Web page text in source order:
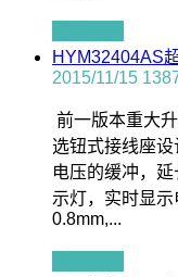
HYM32404AS
2015/11/15
前一版本重大
选钮式接线座
电压的缓冲，
示灯，实时显
0.8mm,...